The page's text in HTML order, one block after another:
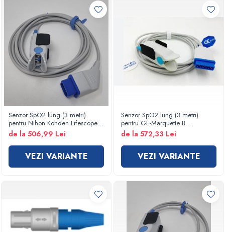
Trolii si carucioare
Paturi spital electrice
Paturi spital mecanice
Paturi nou-nascuti
Mese ginecologice
Mese instrumentar
Scaun recoltare sange
Tabureti
Targi/brancarde
Masa infasat bebelusi
Scaune
Banchete asteptare
Scaun ORL
Scarite
Senzor SpO2 lung (3 metri)
pentru Nihon Kohden Lifescope S
- BSM2350 Lifescope I, BSM
2301K, 2303K - CORERAY
de la 506,99 Lei
VEZI VARIANTE
Senzor SpO2 lung (3 metri)
pentru GE-Marquette B
SERIES(B40, B850etc. ) -
CORERAY
de la 572,33 Lei
VEZI VARIANTE